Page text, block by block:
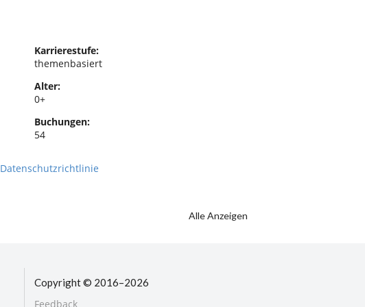
Karrierestufe:
themenbasiert
Alter:
0+
Buchungen:
54
Datenschutzrichtlinie
Alle Anzeigen
Copyright © 2016–2026
Feedback